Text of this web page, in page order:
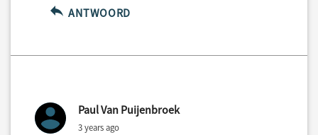
ANTWOORD
Paul Van Puijenbroek
3 years ago